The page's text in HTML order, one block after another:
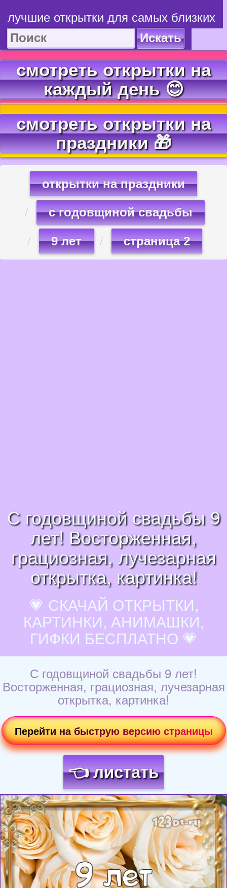
лучшие открытки для самых близких
Искать
смотреть открытки на
каждый день 😊
смотреть открытки на
праздники 🎁
открытки на праздники
с годовщиной свадьбы
9 лет страница 2
С годовщиной свадьбы 9
лет! Восторженная,
грациозная, лучезарная
открытка, картинка!
💗 СКАЧАЙ ОТКРЫТКИ,
КАРТИНКИ, АНИМАШКИ,
ГИФКИ БЕСПЛАТНО 💗
С годовщиной свадьбы 9 лет!
Восторженная, грациозная, лучезарная
открытка, картинка!
Перейти на быструю версию страницы
👈 листать
Загрузка картинки...